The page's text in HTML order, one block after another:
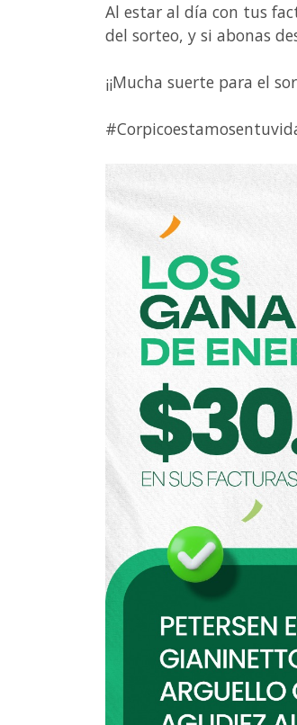
Al estar al día con tus
del sorteo, y si abonas
¡¡Mucha suerte para el